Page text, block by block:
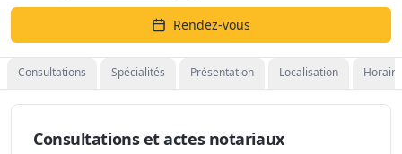
Rendez-vous
Consultations Spécialités Présentation Localisation
Consultations et actes notariaux